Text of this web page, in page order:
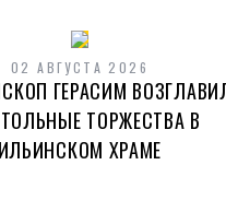
ЛИТУРГИЮ В ДЕНЬ
И МОЗДОКСКОГО
02 АВГУСТА 2026
ГЕРАСИМ
ТОРЖЕСТВА В
ИЛЬИНСКОМ ХРАМЕ